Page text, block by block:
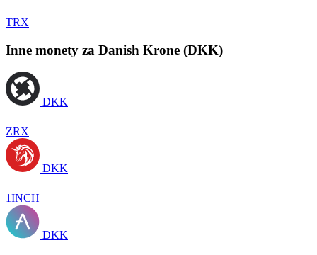
TRX
Inne monety za Danish Krone (DKK)
DKK
ZRX
DKK
1INCH
DKK